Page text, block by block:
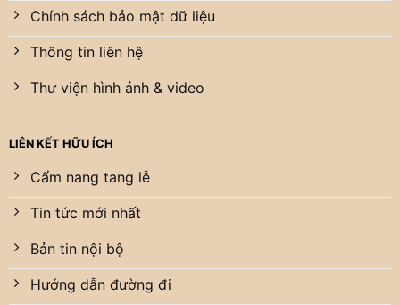
Chính sách bảo mật dữ liệu
Thông tin liên hệ
Thư viện hình ảnh & video
LIÊN KẾT HỮU ÍCH
Cẩm nang tang lễ
Tin tức mới nhất
Bản tin nội bộ
Hướng dẫn đường đi